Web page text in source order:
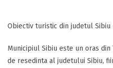
Obiectiv turistic din judetul Sibiu
Municipiul Sibiu este un oras
de resedinta al judetului Sibiu,